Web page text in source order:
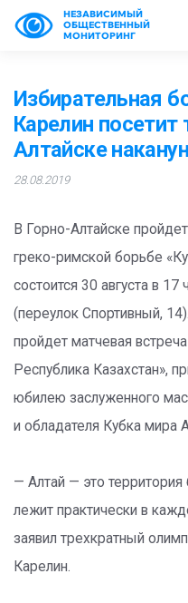
НЕЗАВИСИМЫЙ
ОБЩЕСТВЕННЫЙ
МОНИТОРИНГ
Избирательная
Карелин посетит
Алтайске
28.08.2019
В Горно-Алтайске
греко-римской борьбе
состоится 30 августа в 17
(переулок Спортивный,
пройдет матчевая
Республика Казахстан»,
юбилею заслуженного
и обладателя Кубка мира
— Алтай — это
лежит практически в
заявил трехкратный
Карелин.